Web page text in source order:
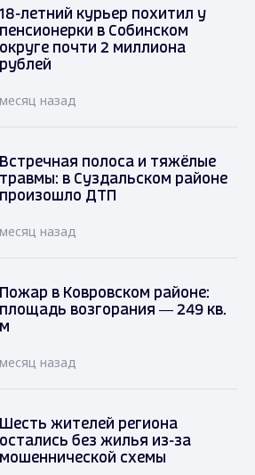
18-летний курьер похитил у
пенсионерки в Собинском
округе почти 2 миллиона
рублей
месяц назад
Встречная полоса и тяжёлые
травмы: в Суздальском районе
произошло ДТП
месяц назад
Пожар в Ковровском районе:
площадь возгорания — 249 кв.
м
месяц назад
Шесть жителей региона
остались без жилья из-за
мошеннической схемы